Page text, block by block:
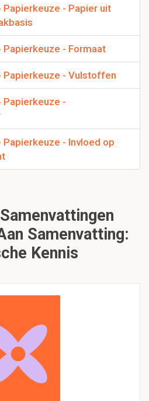
- Papier uit
- Formaat
Papierkeuze - Vulstoffen
Papierkeuze -
- Invloed op
Samenvatting:
Kennis